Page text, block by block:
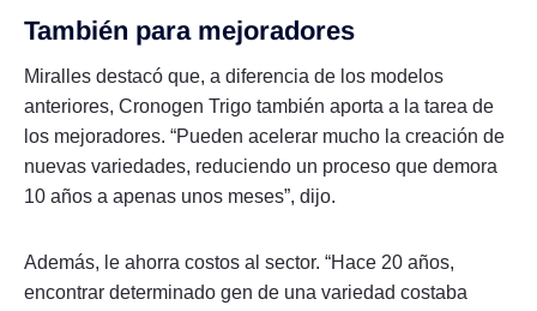
También para mejoradores
Miralles destacó que, a diferencia de los modelos
anteriores, Cronogen Trigo también aporta a la tarea de
los mejoradores. “Pueden acelerar mucho la creación de
nuevas variedades, reduciendo un proceso que demora
10 años a apenas unos meses”, dijo.
Además, le ahorra costos al sector. “Hace 20 años,
encontrar determinado gen de una variedad costaba